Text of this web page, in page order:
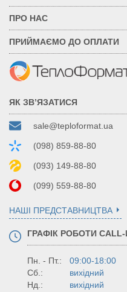
ПРО НАС
ПРИЙМАЄМО ДО ОПЛАТИ
ЯК ЗВ’ЯЗАТИСЯ
sale@teploformat.ua
(098) 859-88-80
(093) 149-88-80
(099) 559-88-80
НАШІ ПРЕДСТАВНИЦТВА
ГРАФІК РОБОТИ
Пн. - Пт.:
09:00-18:00
Сб.:
вихідний
Нд.:
вихідний